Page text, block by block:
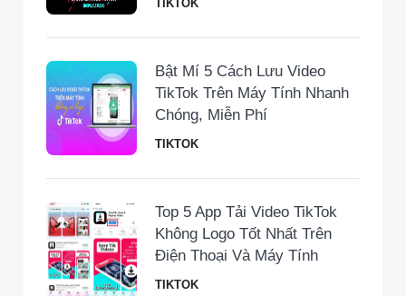
TIKTOK
Bật Mí 5 Cách Lưu Video
TikTok Trên Máy Tính Nhanh
Chóng, Miễn Phí
TIKTOK
Top 5 App Tải Video TikTok
Không Logo Tốt Nhất Trên
Điện Thoại Và Máy Tính
TIKTOK